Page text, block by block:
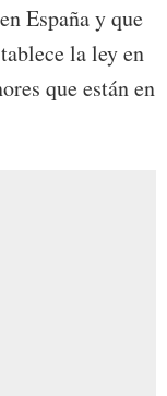
España y que
la ley en
que están en